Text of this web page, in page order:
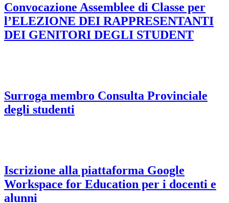
Convocazione Assemblee di Classe per
l’ELEZIONE DEI RAPPRESENTANTI
DEI GENITORI DEGLI STUDENT
Surroga membro Consulta Provinciale
degli studenti
Iscrizione alla piattaforma Google
Workspace for Education per i docenti e
alunni